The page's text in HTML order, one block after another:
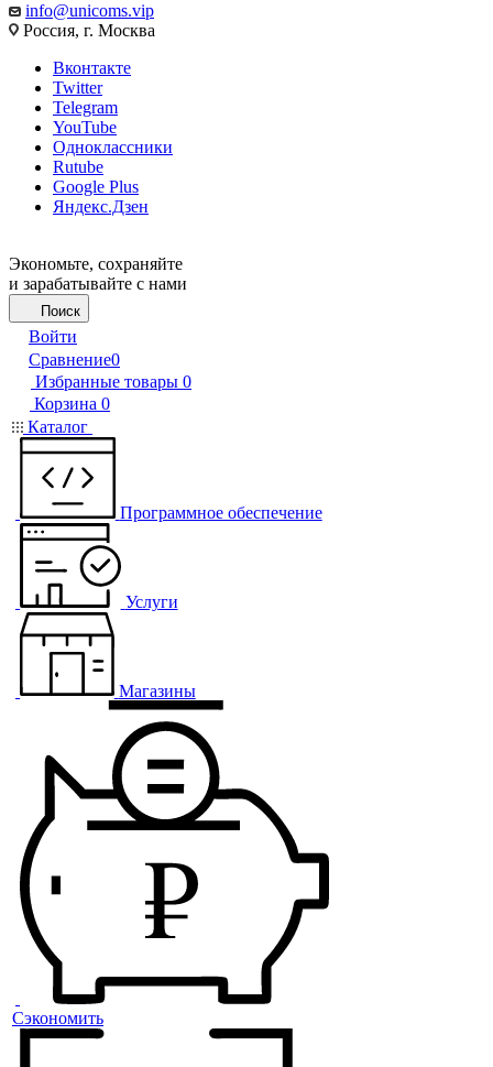
info@unicoms.vip
Россия, г. Москва
Вконтакте
Twitter
Telegram
YouTube
Одноклассники
Rutube
Google Plus
Яндекс.Дзен
Экономьте, сохраняйте
и зарабатывайте с нами
Поиск
Войти
Сравнение0
Избранные товары 0
Корзина 0
Каталог
Программное обеспечение
Услуги
Магазины
Сэкономить